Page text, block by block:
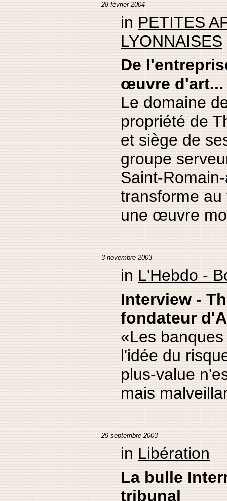
28 février 2004
in PETITES
LYONNAISES
De
œuvre d'art...
Le domaine
propriété de
et siège de
groupe
Saint-
transforme
une œuvre
3 novembre 2003
in L'Hebdo -
Interview -
fondateur
«Les
l'idée du
plus-value
mais
29 septembre 2003
in Libération
La bulle
tribunal